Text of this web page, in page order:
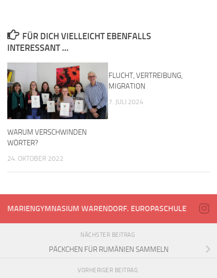
FÜR DICH VIELLEICHT EBENFALLS
INTERESSANT …
WARUM VERSCHWINDEN
WÖRTER?
24. OKTOBER 2022
FLUCHT, VERTREIBUNG,
MIGRATION
7. JULI 2024
MARIENGYMNASIUM WARENDORF. EUROPASCHULE
NÄCHSTER BEITRAG
PÄCKCHEN FÜR RUMÄNIEN SAMMELN
VORHERIGER BEITRAG